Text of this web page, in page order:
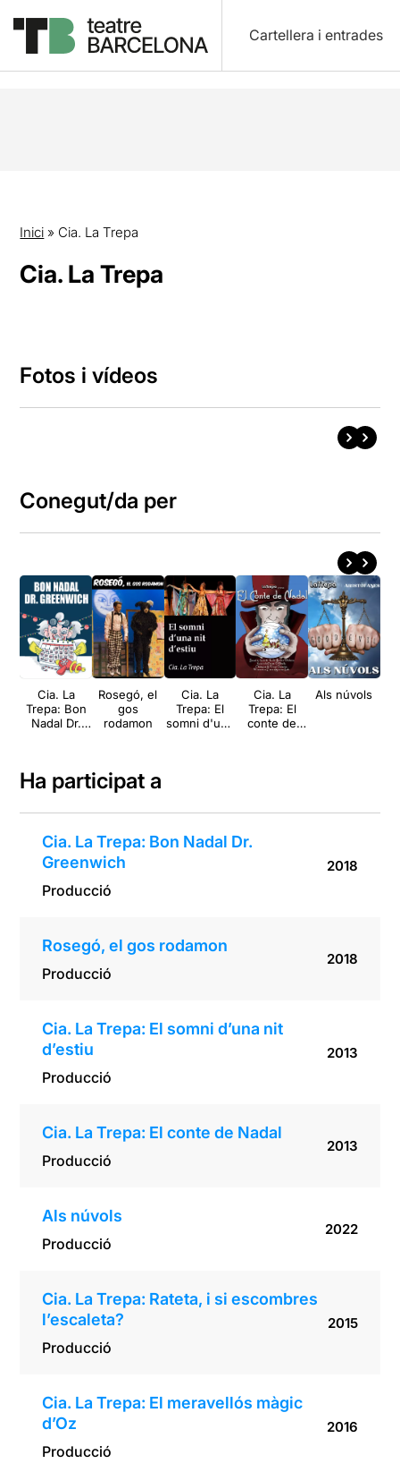
Cartellera i entrades
Inici » Cia. La Trepa
Cia. La Trepa
Fotos i vídeos
Conegut/da per
Cia. La
Trepa: Bon
Nadal Dr.
Rosegó, el
gos
rodamon
Cia. La
Trepa: El
somni d'una
Cia. La
Trepa: El
conte de
Als núvols
Ha participat a
Cia. La Trepa: Bon Nadal Dr.
Greenwich
Producció
2018
Rosegó, el gos rodamon
Producció
2018
Cia. La Trepa: El somni d’una nit
d’estiu
Producció
2013
Cia. La Trepa: El conte de Nadal
Producció
2013
Als núvols
Producció
2022
Cia. La Trepa: Rateta, i si escombres
l’escaleta?
Producció
2015
Cia. La Trepa: El meravellós màgic
d’Oz
Producció
2016